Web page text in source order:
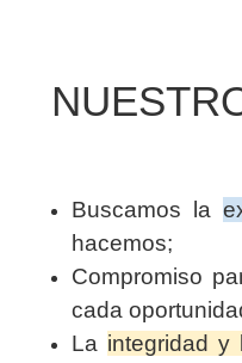
Buscamos la
hacemos;
Compromiso
cada
La integridad y